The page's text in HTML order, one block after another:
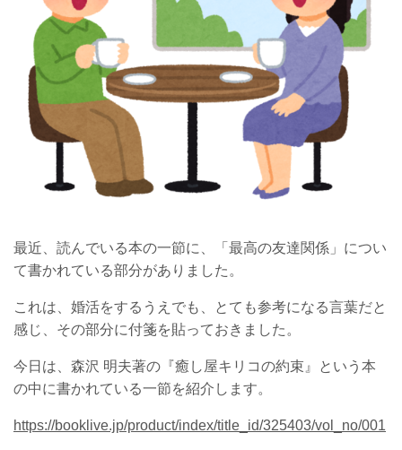
最近、読んでいる本の一節に、「最高の友達関係」につい
て書かれている部分がありました。
これは、婚活をするうえでも、とても参考になる言葉だと
感じ、その部分に付箋を貼っておきました。
今日は、森沢 明夫著の『癒し屋キリコの約束』という本
の中に書かれている一節を紹介します。
https://booklive.jp/product/index/title_id/325403/vol_no/001